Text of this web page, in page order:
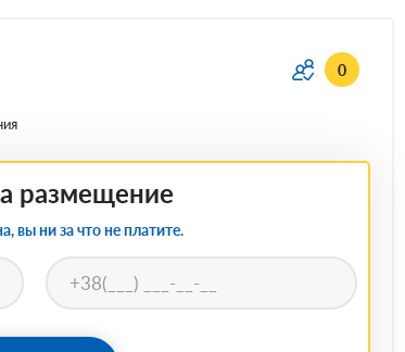
0
размещение
вы ни за что не платите.